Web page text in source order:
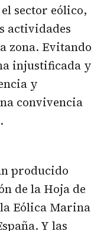
sector eólico,
actividades
zona. Evitando
injustificada y
y
convivencia
producido
de la Hoja de
Eólica Marina
Y las